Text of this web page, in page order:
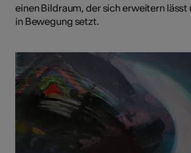
einen Bildraum, der sich erweitern lässt
in Bewegung setzt.